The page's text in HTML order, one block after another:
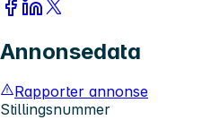
Annonsedata
Rapporter annonse
Stillingsnummer